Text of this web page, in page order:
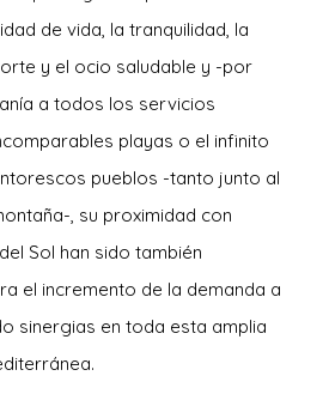
de vida, la tranquilidad, la
y el ocio saludable y -por
a todos los servicios
playas o el infinito
pueblos -tanto junto al
, su proximidad con
Sol han sido también
el incremento de la demanda a
sinergias en toda esta amplia